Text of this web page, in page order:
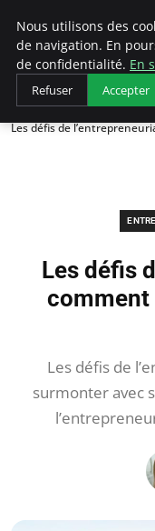
LECFCM
Accueil
Entreprise &
Les défis de
Les défis
comment
Les défis de
surmonter avec
Nous utilisons des
de navigation. En
de confidentialité. En
Refuser Accepter